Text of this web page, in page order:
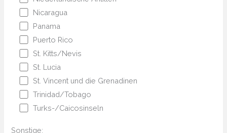
Nicaragua
Panama
Puerto Rico
St. Kitts/Nevis
St. Lucia
St. Vincent und die Grenadinen
Trinidad/Tobago
Turks-/Caicosinseln
Sonstige: